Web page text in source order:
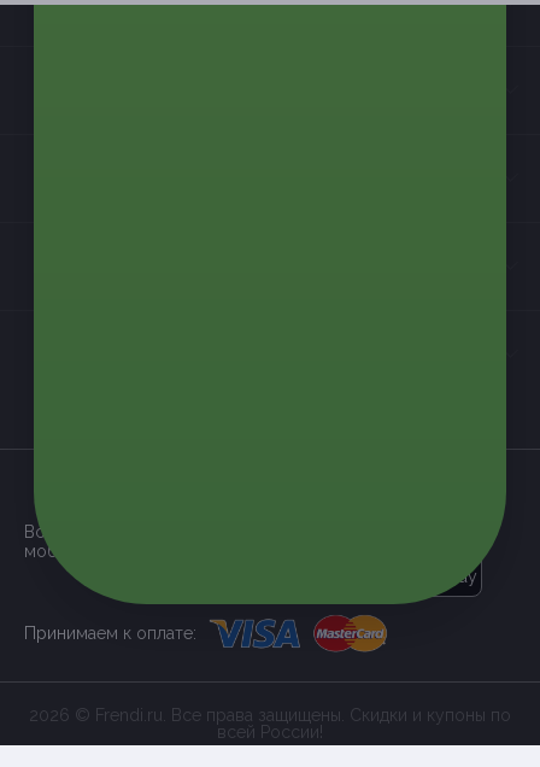
Все наши купоны доступны через
мобильное приложение:
Google Play
Принимаем к оплате:
2026 © Frendi.ru. Все права защищены. Скидки и купоны по
всей России!